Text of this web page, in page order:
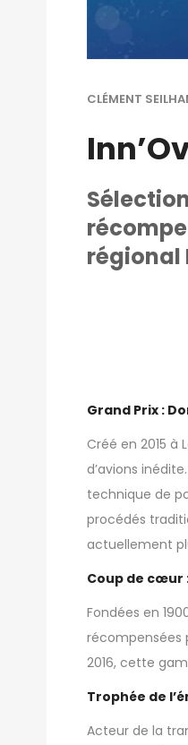
CLÉMENT
régional
Grand Prix :
Créé en 2015 à
d’avions
technique de
procédés
actuellement
Coup de cœur
Fondées en
récompensées
2016, cette
Trophée de
Acteur de la